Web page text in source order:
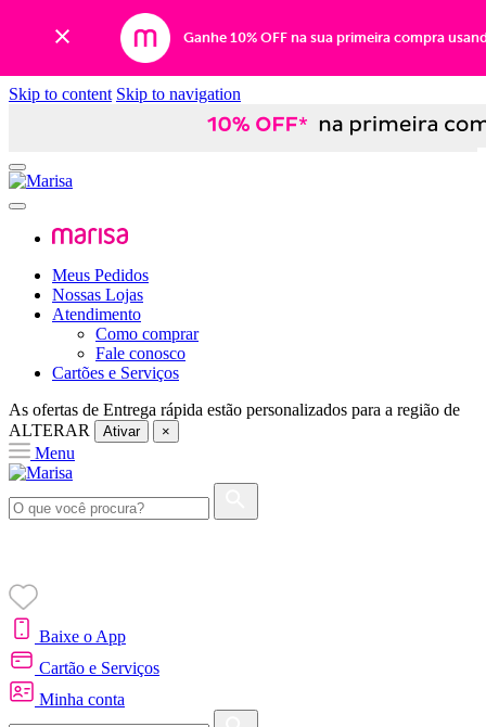
Ganhe 10% OFF na sua primeira compra
Skip to content Skip to navigation
Meus Pedidos
Nossas Lojas
Atendimento
Como comprar
Fale conosco
Cartões e Serviços
As ofertas de Entrega rápida estão personalizados para a região de
ALTERAR
Ativar ×
Menu
Baixe o App
Cartão e Serviços
Minha conta